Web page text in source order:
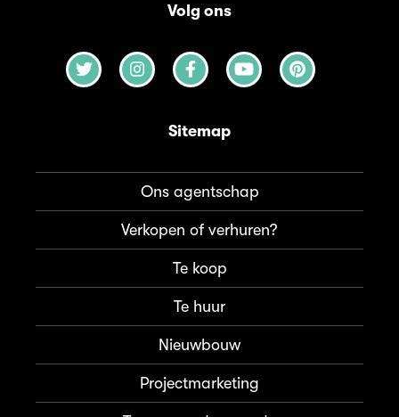
Volg ons
Sitemap
Ons agentschap
Verkopen of verhuren?
Te koop
Te huur
Nieuwbouw
Projectmarketing